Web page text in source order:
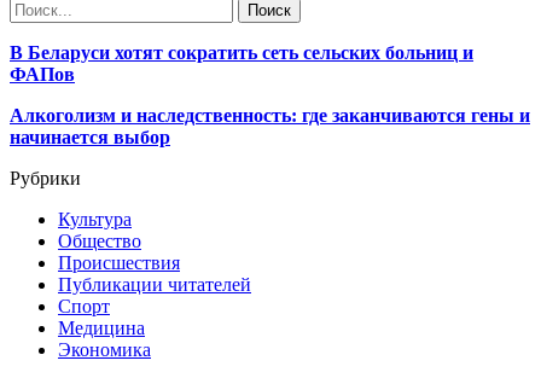
В Беларуси хотят сократить сеть сельских больниц и
ФАПов
Алкоголизм и наследственность: где заканчиваются гены и
начинается выбор
Рубрики
Культура
Общество
Происшествия
Публикации читателей
Спорт
Медицина
Экономика